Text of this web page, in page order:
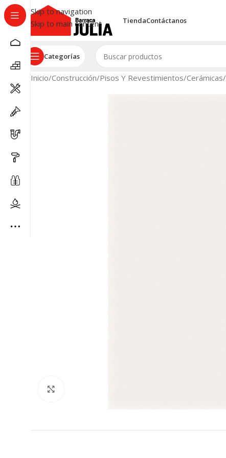
Skip to navigation
Skip to main content
TiendaContáctanos
Categorías
Inicio/Construcción/Pisos Y Revestimientos/Cerámicas/